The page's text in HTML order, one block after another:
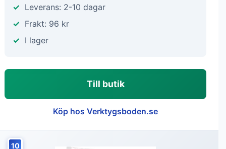
Leverans: 2-10 dagar
Frakt: 96 kr
I lager
Till butik
Köp hos Verktygsboden.se
10